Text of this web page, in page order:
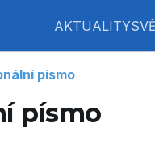
AKTUALITY
písmo
písmo